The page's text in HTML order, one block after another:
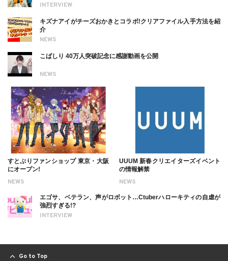
INTERVIEW
NEWS
キズナアイがチーズおかきとコラボ!クリアファイル入手方法を紹
介
NEWS
こばしり 40万人突破記念に感謝動画を公開
NEWS
すとぷりファンショップ 東京・大阪
にオープン!
NEWS
UUUM 新春クリエイターズイベント
の情報解禁
INTERVIEW
エゴサ、ベテラン、声がロボット…Ctuberハローキティの自虐が
強烈すぎる!?
Go to Top